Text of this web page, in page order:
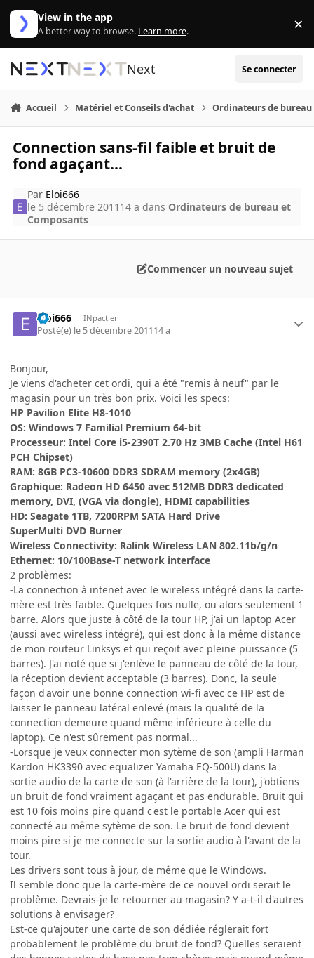
Aller au contenu
View in the app
A better way to browse. Learn more. ×
Next Se connecter
Accueil Matériel et Conseils d'achat Ordinateurs de bureau
Connection sans-fil faible et bruit de
fond agaçant...
Par Eloi666
le 5 décembre 2011 14 a dans Ordinateurs de bureau et
Composants
Commencer un nouveau sujet
Eloi666 INpactien
Posté(e) le 5 décembre 201114 a
Bonjour,
Je viens d'acheter cet ordi, qui a été "remis à neuf" par le
magasin pour un très bon prix. Voici les specs:
HP Pavilion Elite H8-1010
OS: Windows 7 Familial Premium 64-bit
Processeur: Intel Core i5-2390T 2.70 Hz 3MB Cache (Intel H61
PCH Chipset)
RAM: 8GB PC3-10600 DDR3 SDRAM memory (2x4GB)
Graphique: Radeon HD 6450 avec 512MB DDR3 dedicated
memory, DVI, (VGA via dongle), HDMI capabilities
HD: Seagate 1TB, 7200RPM SATA Hard Drive
SuperMulti DVD Burner
Wireless Connectivity: Ralink Wireless LAN 802.11b/g/n
Ethernet: 10/100Base-T network interface
2 problèmes:
-La connection à intenet avec le wireless intégré dans la carte-
mère est très faible. Quelques fois nulle, ou alors seulement 1
barre. Alors que juste à côté de la tour HP, j'ai un laptop Acer
(aussi avec wireless intégré), qui est donc à la même distance
de mon routeur Linksys et qui reçoit avec pleine puissance (5
barres). J'ai noté que si j'enlève le panneau de côté de la tour,
la réception devient acceptable (3 barres). Donc, la seule
façon d'avoir une bonne connection wi-fi avec ce HP est de
laisser le panneau latéral enlevé (mais la qualité de la
connection demeure quand même inférieure à celle du
laptop). Ce n'est sûrement pas normal...
-Lorsque je veux connecter mon sytème de son (ampli Harman
Kardon HK3390 avec equalizer Yamaha EQ-500U) dans la
sortie audio de la carte de son (à l'arrière de la tour), j'obtiens
un bruit de fond vraiment agaçant et pas endurable. Bruit qui
est 10 fois moins pire quand c'est le portable Acer qui est
connecté au même sytème de son. Le bruit de fond devient
moins pire si je me connecte sur la sortie audio à l'avant de la
tour.
Les drivers sont tous à jour, de même que le Windows.
Il semble donc que la carte-mère de ce nouvel ordi serait le
problème. Devrais-je le retourner au magasin? Y a-t-il d'autres
solutions à envisager?
Est-ce qu'ajouter une carte de son dédiée réglerait fort
probablement le problème du bruit de fond? Quelles seraient